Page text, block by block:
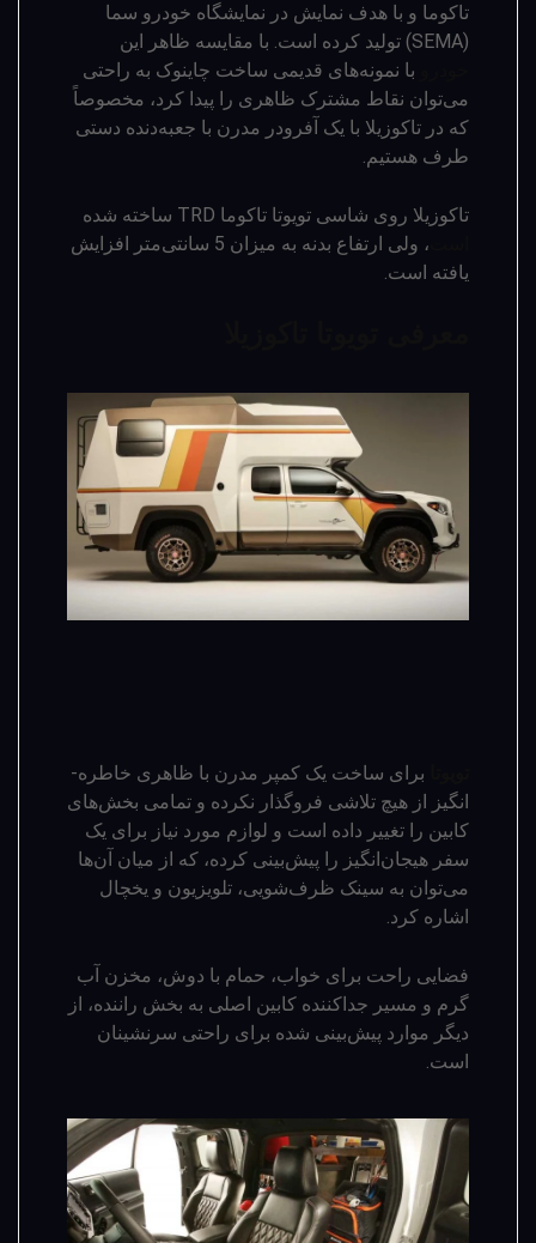
تاکوما و با هدف نمایش در نمایشگاه خودرو سما
(SEMA) تولید کرده است. با مقایسه ظاهر این
با نمونه‌­های قدیمی ساخت چاینوک به راحتی
می­‌توان نقاط مشترک ظاهری را پیدا کرد، مخصوصاً
که در تاکوزیلا با یک آفرودر مدرن با جعبه‌دنده دستی
طرف هستیم.
تاکوزیلا روی شاسی تویوتا تاکوما TRD ساخته شده
، ولی ارتفاع بدنه به میزان 5 سانتی‌متر افزایش
یافته است.
برای ساخت یک کمپر مدرن با ظاهری خاطره‌­
انگیز از هیچ تلاشی فروگذار نکرده و تمامی بخش‌های
کابین را تغییر داده است و لوازم مورد نیاز برای یک
سفر هیجان­‌انگیز را پیش‌­بینی کرده، که از میان آن‌ها
می­‌توان به سینک ظرف‌شویی، تلویزیون و یخچال
اشاره کرد.
فضایی راحت برای خواب، حمام با دوش، مخزن آب
گرم و مسیر جداکننده کابین اصلی به بخش راننده، از
دیگر موارد پیش­‌بینی شده برای راحتی سرنشینان
است.